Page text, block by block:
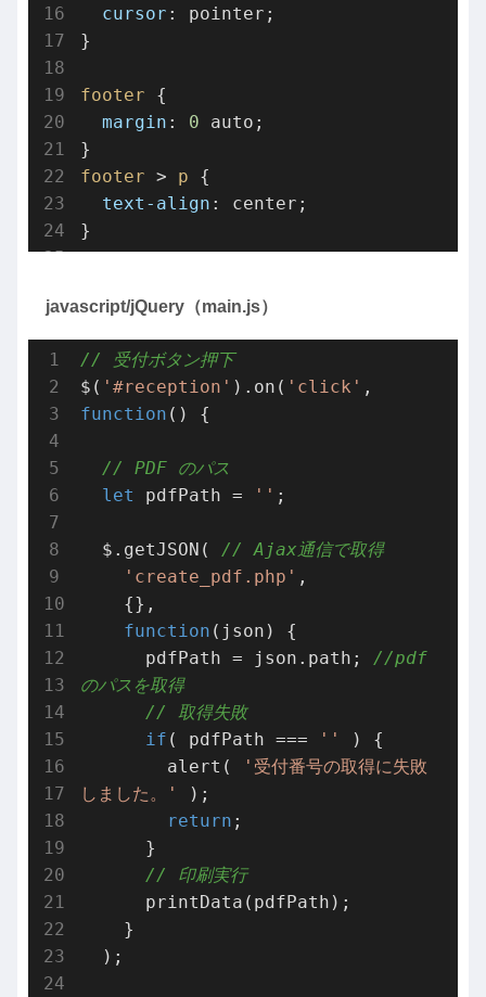
cursor : pointer;
}
footer {
margin : 0 auto;
footer > p {
text-align : center;
}
javascript/jQuery（main.js）
// 受付ボタン押下
$( '#reception' ).on( 'click'
function ( ) {
// PDF のパス
let
pdfPath = '' ;
  $.getJSON(
// Ajax通信で取得
'create_pdf.php' ,
function ( json ) {
      pdfPath = json.path;
//pdf
のパスを取得
// 取得失敗
if ( pdfPath === ''
) {
        alert(
'受付番号の取得に失敗
しました。'
);
return ;
// 印刷実行